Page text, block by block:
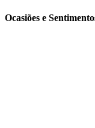
Ocasiões e